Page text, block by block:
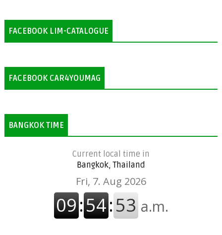
FACEBOOK LIM-CATALOGUE
FACEBOOK CAR4YOUMAG
BANGKOK TIME
Current local time in
Bangkok, Thailand